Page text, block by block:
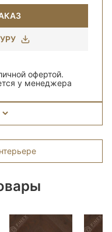
офертой.
у менеджера